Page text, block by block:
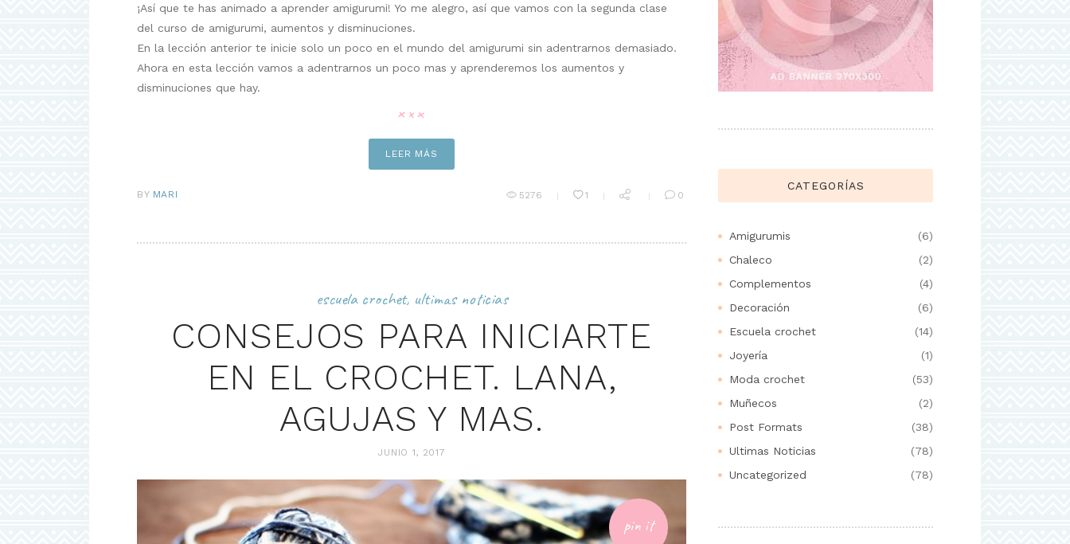
¡Así que te has animado a aprender amigurumi! Yo me alegro, así que vamos con la segunda clase
del curso de amigurumi, aumentos y disminuciones.
En la lección anterior te inicie solo un poco en el mundo del amigurumi sin adentrarnos demasiado.
Ahora en esta lección vamos a adentrarnos un poco mas y aprenderemos los aumentos y
disminuciones que hay.
LEER MÁS
BY MARI 5276 1 0
escuela crochet, ultimas noticias
CONSEJOS PARA INICIARTE
EN EL CROCHET. LANA,
AGUJAS Y MAS.
JUNIO 1, 2017
pin it
CATEGORÍAS
Amigurumis
(6)
Chaleco
(2)
Complementos
(4)
Decoración
(6)
Escuela crochet
(14)
Joyería
(1)
Moda crochet
(53)
Muñecos
(2)
Post Formats
(38)
Ultimas Noticias
(78)
Uncategorized
(78)